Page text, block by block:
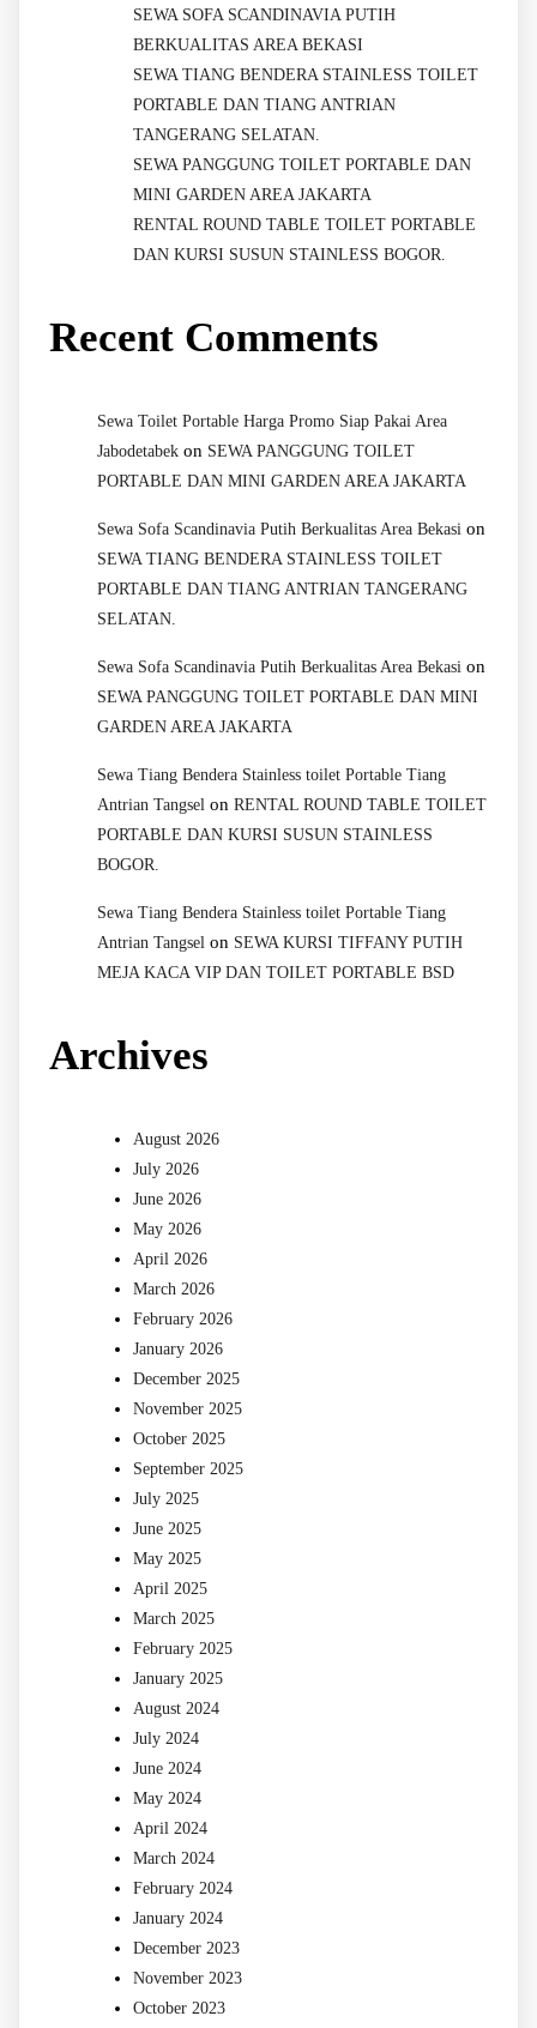
SEWA SOFA SCANDINAVIA PUTIH
BERKUALITAS AREA BEKASI
SEWA TIANG BENDERA STAINLESS TOILET
PORTABLE DAN TIANG ANTRIAN
TANGERANG SELATAN.
SEWA PANGGUNG TOILET PORTABLE DAN
MINI GARDEN AREA JAKARTA
RENTAL ROUND TABLE TOILET PORTABLE
DAN KURSI SUSUN STAINLESS BOGOR.
Recent Comments
Sewa Toilet Portable Harga Promo Siap Pakai Area
Jabodetabek on SEWA PANGGUNG TOILET
PORTABLE DAN MINI GARDEN AREA JAKARTA
Sewa Sofa Scandinavia Putih Berkualitas Area Bekasi on
SEWA TIANG BENDERA STAINLESS TOILET
PORTABLE DAN TIANG ANTRIAN TANGERANG
SELATAN.
Sewa Sofa Scandinavia Putih Berkualitas Area Bekasi on
SEWA PANGGUNG TOILET PORTABLE DAN MINI
GARDEN AREA JAKARTA
Sewa Tiang Bendera Stainless toilet Portable Tiang
Antrian Tangsel on RENTAL ROUND TABLE TOILET
PORTABLE DAN KURSI SUSUN STAINLESS
BOGOR.
Sewa Tiang Bendera Stainless toilet Portable Tiang
Antrian Tangsel on SEWA KURSI TIFFANY PUTIH
MEJA KACA VIP DAN TOILET PORTABLE BSD
Archives
August 2026
July 2026
June 2026
May 2026
April 2026
March 2026
February 2026
January 2026
December 2025
November 2025
October 2025
September 2025
July 2025
June 2025
May 2025
April 2025
March 2025
February 2025
January 2025
August 2024
July 2024
June 2024
May 2024
April 2024
March 2024
February 2024
January 2024
December 2023
November 2023
October 2023